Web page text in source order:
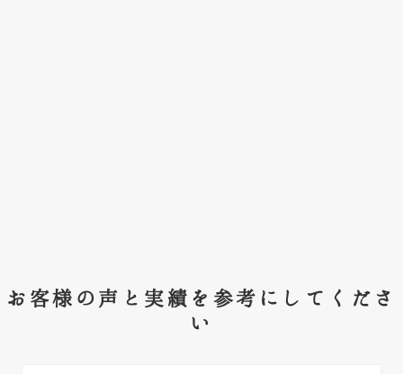
お客様の声と実績を参考にしてくださ
い